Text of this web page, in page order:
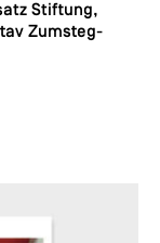
Stiftung,
Zumsteg-